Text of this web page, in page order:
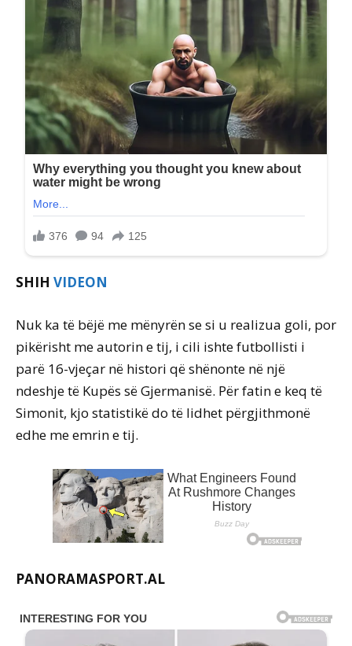
SHIH VIDEON
Nuk ka të bëjë me mënyrën se si u realizua goli, por
pikërisht me autorin e tij, i cili ishte futbollisti i
parë 16-vjeçar në histori që shënonte në një
ndeshje të Kupës së Gjermanisë. Për fatin e keq të
Simonit, kjo statistikë do të lidhet përgjithmonë
edhe me emrin e tij.
PANORAMASPORT.AL